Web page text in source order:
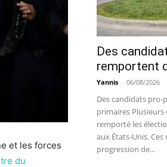
et les forces
du
Des
remportent
Yannis - 06/08/2026
Des candidats
primaires
remporté les
aux États-Unis.
progression de...